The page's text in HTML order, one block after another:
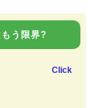
う限界?
Click